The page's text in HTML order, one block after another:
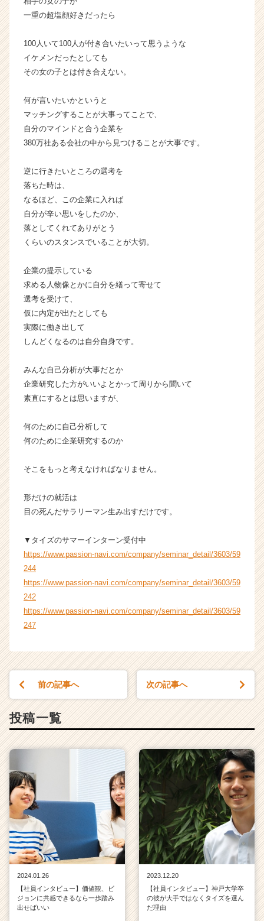
h
e
r
C
r
e
r）
一重の超塩顔好きだったら
100人いて100人が付き合いたいって思うような
イケメンだったとしても
その女の子とは付き合えない。
何が言いたいかというと
マッチングすることが大事ってことで、
自分のマインドと合う企業を
380万社ある会社の中から見つけることが大事です。
逆に行きたいところの選考を
落ちた時は、
なるほど、この企業に入れば
自分が辛い思いをしたのか、
落としてくれてありがとう
くらいのスタンスでいることが大切。
企業の提示している
求める人物像とかに自分を繕って寄せて
選考を受けて、
仮に内定が出たとしても
実際に働き出して
しんどくなるのは自分自身です。
みんな自己分析が大事だとか
企業研究した方がいいよとかって周りから聞いて
素直にするとは思いますが、
何のために自己分析して
何のために企業研究するのか
そこをもっと考えなければなりません。
形だけの就活は
目の死んだサラリーマン生み出すだけです。
▼タイズのサマーインターン受付中
https://www.passion-navi.com/company/seminar_detail/3603/59
244
https://www.passion-navi.com/company/seminar_detail/3603/59
242
https://www.passion-navi.com/company/seminar_detail/3603/59
247
前の記事へ 次の記事へ
投稿一覧
2024.01.26
【社員インタビュー】価値観、ビ
ジョンに共感できるなら一歩踏み
出せばいい
2023.12.20
【社員インタビュー】神戸大学卒
の彼が大手ではなくタイズを選ん
だ理由